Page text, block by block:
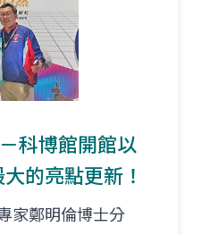
科博館開館以
的亮點更新！
家鄭明倫博士分